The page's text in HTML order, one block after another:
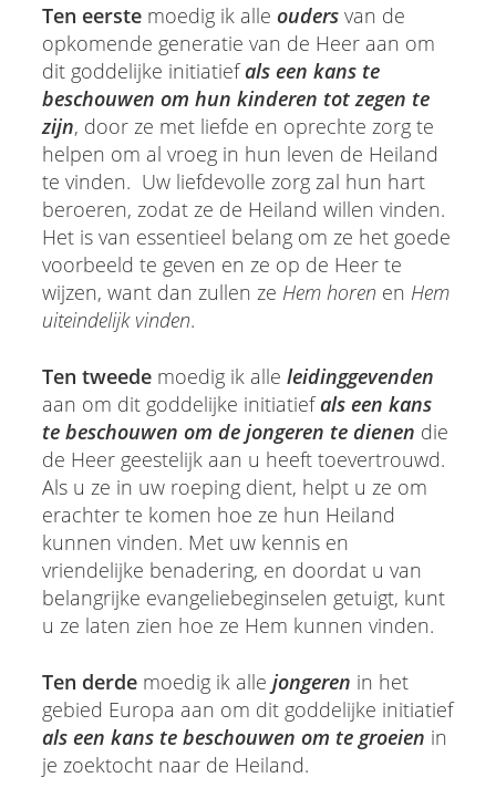
Ten eerstemoedig ik alle oudersvan de
opkomende generatie van de Heer aan om
dit goddelijke initiatiefals een kans te
beschouwen om hun kinderen tot zegen te
zijn, door ze met liefde en oprechte zorg te
helpen om al vroeg in hun leven de Heiland
te vinden. Uw liefdevolle zorg zal hun hart
beroeren, zodat ze de Heiland willen vinden.
Het is van essentieel belang om ze het goede
voorbeeld te geven en ze op de Heer te
wijzen, want dan zullen ze Hem horen en Hem
uiteindelijk vinden.
Ten tweedemoedig ik alle leidinggevenden
aan om dit goddelijke initiatiefals een kans
te beschouwen om de jongeren te dienen die
de Heer geestelijk aan u heeft toevertrouwd.
Als u ze in uw roeping dient, helpt u ze om
erachter te komen hoe ze hun Heiland
kunnen vinden. Met uw kennis en
vriendelijke benadering, en doordat u van
belangrijke evangeliebeginselen getuigt, kunt
u ze laten zien hoe ze Hem kunnen vinden.
Ten derdemoedig ik alle jongeren in het
gebied Europa aan om dit goddelijke initiatief
als een kans te beschouwen om te groeien in
je zoektocht naar de Heiland.